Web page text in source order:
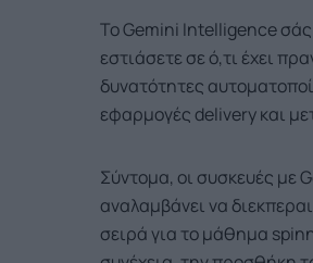
Το Gemini Intelligence σάς
εστιάσετε σε ό,τι έχει
δυνατότητες
εφαρμογές delivery και
Σύντομα, οι συσκευές με
αναλαμβάνει να
σειρά για το μάθημα